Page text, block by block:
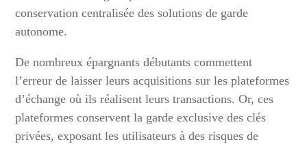
conservation centralisée des solutions de garde
autonome.
De nombreux épargnants débutants commettent
l’erreur de laisser leurs acquisitions sur les plateformes
d’échange où ils réalisent leurs transactions. Or, ces
plateformes conservent la garde exclusive des clés
privées, exposant les utilisateurs à des risques de